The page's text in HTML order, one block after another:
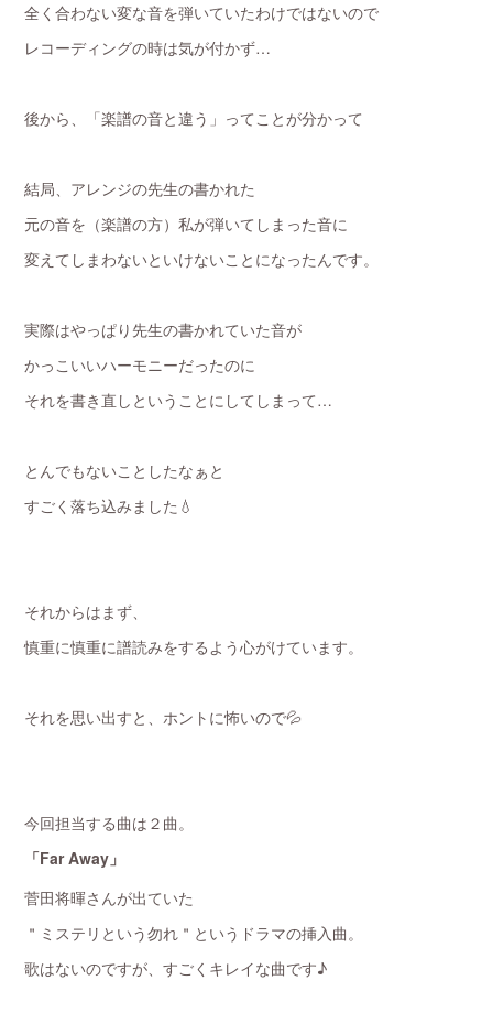
全く合わない変な音を弾いていたわけではないので
レコーディングの時は気が付かず…
後から、「楽譜の音と違う」ってことが分かって
結局、アレンジの先生の書かれた
元の音を（楽譜の方）私が弾いてしまった音に
変えてしまわないといけないことになったんです。
実際はやっぱり先生の書かれていた音が
かっこいいハーモニーだったのに
それを書き直しということにしてしまって…
とんでもないことしたなぁと
すごく落ち込みました💧
それからはまず、
慎重に慎重に譜読みをするよう心がけています。
それを思い出すと、ホントに怖いので💦
今回担当する曲は２曲。
「Far Away」
菅田将暉さんが出ていた
＂ミステリという勿れ＂というドラマの挿入曲。
歌はないのですが、すごくキレイな曲です♪